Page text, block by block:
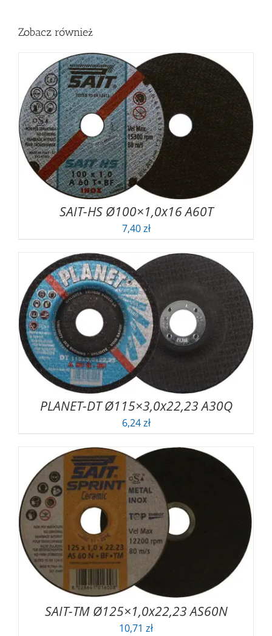
Zobacz również
SAIT-HS Ø100×1,0x16 A60T
7,40zł
PLANET-DT Ø115×3,0x22,23 A30Q
6,24zł
SAIT-TM Ø125×1,0x22,23 AS60N
10,71 zł